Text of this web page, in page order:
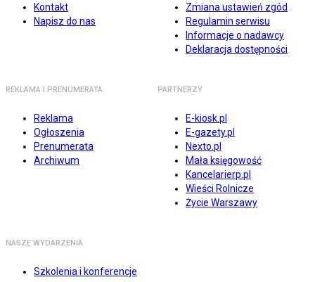
Kontakt
Napisz do nas
Zmiana ustawień zgód
Regulamin serwisu
Informacje o nadawcy
Deklaracja dostępności
REKLAMA I PRENUMERATA
Reklama
Ogłoszenia
Prenumerata
Archiwum
PARTNERZY
E-kiosk.pl
E-gazety.pl
Nexto.pl
Mała księgowość
Kancelarierp.pl
Wieści Rolnicze
Życie Warszawy
NASZE WYDARZENIA
Szkolenia i konferencje